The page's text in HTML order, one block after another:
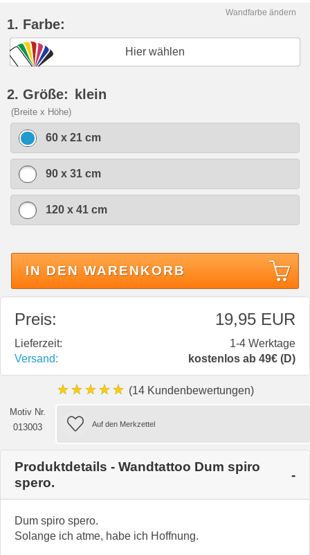
Wandfarbe ändern
1. Farbe:
Hier wählen
2. Größe: klein
(Breite x Höhe)
60 x 21 cm
90 x 31 cm
120 x 41 cm
IN DEN WARENKORB
Preis: 19,95 EUR
Lieferzeit:
1-4 Werktage
Versand:
kostenlos ab 49€ (D)
★★★★★ (14 Kundenbewertungen)
Motiv Nr.
013003
Produktdetails - Wandtattoo Dum spiro
spero.
Dum spiro spero.
Solange ich atme, habe ich Hoffnung.